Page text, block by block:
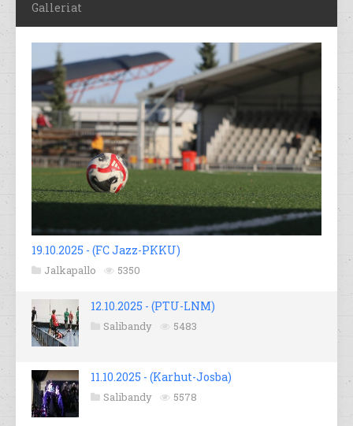
Galleriat
19.10.2025 - (FC Jazz-PKKU)
Jalkapallo 5350
12.10.2025 - (PTU-LNM)
Salibandy 5483
11.10.2025 - (Karhut-Josba)
Salibandy 5578